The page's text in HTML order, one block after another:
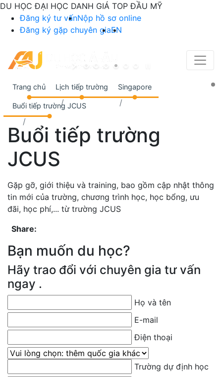
DU HỌC ĐẠI HỌC DANH GIÁ TOP ĐẦU MỸ
Đăng ký tư vấnNộp hồ sơ online
Đăng ký gặp chuyên giaEN
Trang chủ Lịch tiếp trường Singapore
Buổi tiếp trường JCUS
Buổi tiếp trường
JCUS
Gặp gỡ, giới thiệu và training, bao gồm cập nhật thông
tin mới của trường, chương trình học, học bổng, ưu
đãi, học phí,... từ trường JCUS
Share:
Bạn muốn du học?
Hãy trao đổi với chuyên gia tư vấn
ngay .
Họ và tên
E-mail
Điện thoại
Quốc gia bạn muốn du học
Trường dự định học